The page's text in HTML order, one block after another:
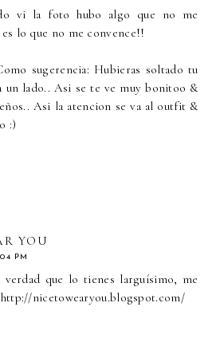
vi la foto hubo algo que no me
lo que no me convence!!
sugerencia: Hubieras soltado tu
un lado.. Asi se te ve muy bonitoo &
Asi la atencion se va al outfit &
:)
YOU
PM
que lo tienes larguísimo, me
nicetowearyou.blogspot.com/